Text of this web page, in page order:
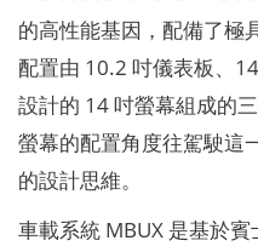
的高性能基因，配備了極
配置由 10.2 吋儀表板、
設計的 14 吋螢幕組成的
螢幕的配置角度往駕駛這
的設計思維。
車載系統 MBUX 是基於